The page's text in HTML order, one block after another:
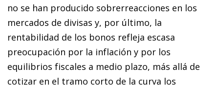
no se han producido sobrerreacciones en los
mercados de divisas y, por último, la
rentabilidad de los bonos refleja escasa
preocupación por la inflación y por los
equilibrios fiscales a medio plazo, más allá de
cotizar en el tramo corto de la curva los